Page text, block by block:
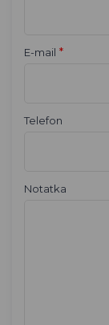
E-mail *
Telefon
Notatka